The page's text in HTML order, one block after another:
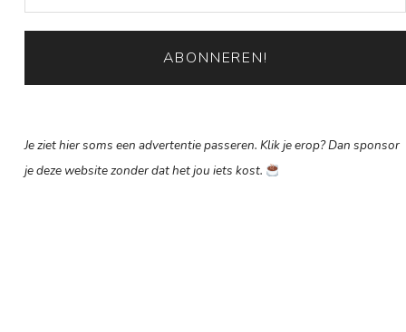
Je ziet hier soms een advertentie passeren. Klik je erop? Dan sponsor
je deze website zonder dat het jou iets kost.